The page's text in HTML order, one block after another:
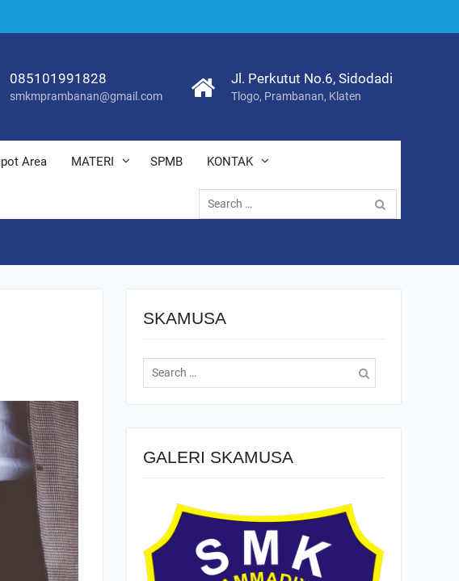
085101991828
smkmprambanan@gmail.com
Jl. Perkutut No.6, Sidodadi
Tlogo, Prambanan, Klaten
Area MATERI SPMB KONTAK
Search
for:
SKAMUSA
Search
for:
GALERI SKAMUSA